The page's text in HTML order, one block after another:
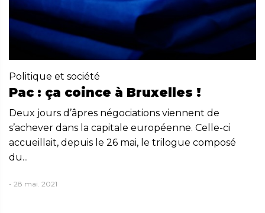
Politique et société
Pac : ça coince à Bruxelles !
Deux jours d’âpres négociations viennent de
s’achever dans la capitale européenne. Celle-ci
accueillait, depuis le 26 mai, le trilogue composé
du...
- 28 mai. 2021